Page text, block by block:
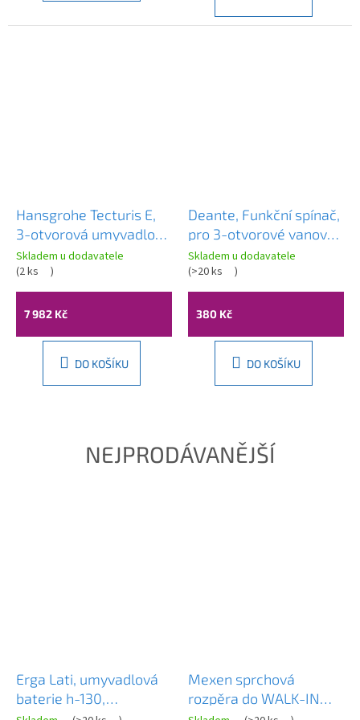
Hansgrohe Tecturis E,
3-otvorová umyvadlová
baterie 150 EcoSmart+
s odtokovou soupravou
Push-Open, černá
matná, HAN-73030670
Skladem u dodavatele
(2 ks )
7 982 Kč
DO KOŠÍKU
Deante, Funkční spínač,
pro 3-otvorové vanové
baterie, DEA-
XDCH2NCM0
Skladem u dodavatele
(>20 ks )
380 Kč
DO KOŠÍKU
NEJPRODÁVANĚJŠÍ
Erga Lati, umyvadlová
baterie h-130,
Mexen sprchová
rozpěra do WALK-IN